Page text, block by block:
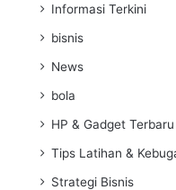
Informasi Terkini
bisnis
News
bola
HP & Gadget Terbaru
Tips Latihan &
Strategi Bisnis